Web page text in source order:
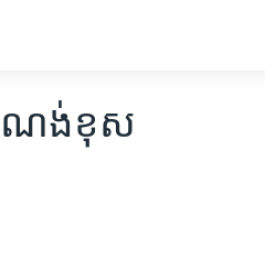
សំណង់​ខុស​